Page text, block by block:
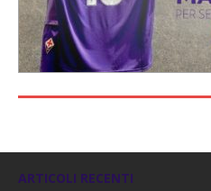
ARTICOLI RECENTI